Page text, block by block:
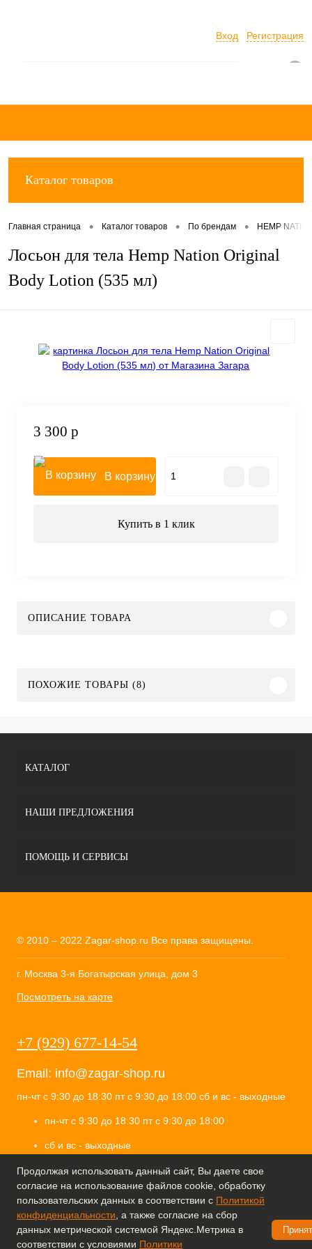
Продолжая использовать данный сайт, Вы даете свое
согласие на использование файлов cookie, обработку
пользовательских данных в соответствии с Политикой
конфиденциальности , а также согласие на сбор
данных метрической системой Яндекс.Метрика в
соответствии с условиями Политики
Вход Регистрация
Каталог товаров
Главная страница • Каталог товаров • По брендам • HEMP
Лосьон для тела Hemp Nation Original
Body Lotion (535 мл)
3 300 р
В корзину
Купить в 1 клик
ОПИСАНИЕ ТОВАРА
ПОХОЖИЕ ТОВАРЫ (8)
КАТАЛОГ
НАШИ ПРЕДЛОЖЕНИЯ
ПОМОЩЬ И СЕРВИСЫ
© 2010 – 2022 Zagar-shop.ru Все права защищены.
г. Москва 3-я Богатырская улица, дом 3
Посмотреть на карте
+7 (929) 677-14-54
Email: info@zagar-shop.ru
пн-чт с 9:30 до 18:30 пт с 9:30 до 18:00 сб и вс - выходные
пн-чт с 9:30 до 18:30 пт с 9:30 до 18:00
сб и вс - выходные
ИП Селиванов Алесей Вячеславович
ИНН 771904835055
ОГРНИП 316774600061878